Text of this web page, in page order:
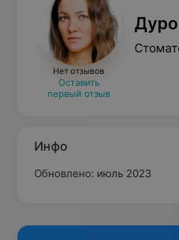
Нет отзывов
Оставить
первый отзыв
Инфо
Обновлено: июль 2023